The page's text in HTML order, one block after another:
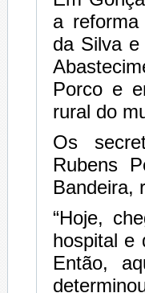
a
da Silva e
Porco e
rural do
Os
Rubens
Bandeira,
“Hoje,
hospital e
Então,